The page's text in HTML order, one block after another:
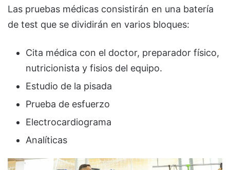
Las pruebas médicas consistirán en una batería
de test que se dividirán en varios bloques:
Cita médica con el doctor, preparador físico,
nutricionista y fisios del equipo.
Estudio de la pisada
Prueba de esfuerzo
Electrocardiograma
Analíticas